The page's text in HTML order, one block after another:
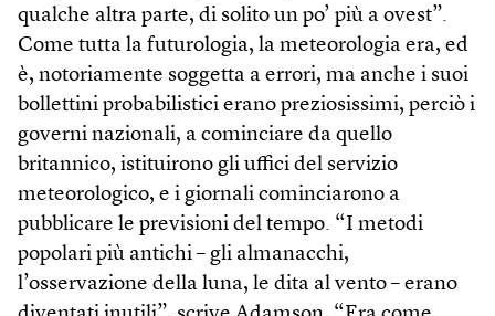
qualche altra parte, di solito un po’ più a ovest”.
Come tutta la futurologia, la meteorologia era, ed
è, notoriamente soggetta a errori, ma anche i suoi
bollettini probabilistici erano preziosissimi, perciò i
governi nazionali, a cominciare da quello
britannico, istituirono gli uffici del servizio
meteorologico, e i giornali cominciarono a
pubblicare le previsioni del tempo. “I metodi
popolari più antichi – gli almanacchi,
l’osservazione della luna, le dita al vento – erano